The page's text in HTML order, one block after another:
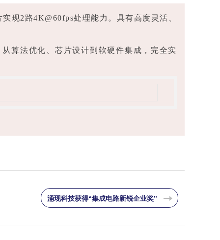
现2路4K@60fps处理能力。具有高度灵活、
算法优化、芯片设计到软硬件集成，完全实
涌现科技获得“集成电路新锐企业奖”